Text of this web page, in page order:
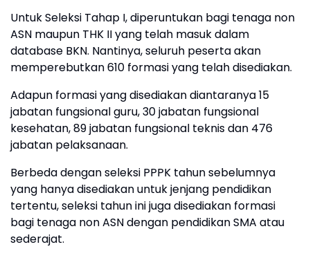
Untuk Seleksi Tahap I, diperuntukan bagi tenaga non
ASN maupun THK II yang telah masuk dalam
database BKN. Nantinya, seluruh peserta akan
memperebutkan 610 formasi yang telah disediakan.
Adapun formasi yang disediakan diantaranya 15
jabatan fungsional guru, 30 jabatan fungsional
kesehatan, 89 jabatan fungsional teknis dan 476
jabatan pelaksanaan.
Berbeda dengan seleksi PPPK tahun sebelumnya
yang hanya disediakan untuk jenjang pendidikan
tertentu, seleksi tahun ini juga disediakan formasi
bagi tenaga non ASN dengan pendidikan SMA atau
sederajat.